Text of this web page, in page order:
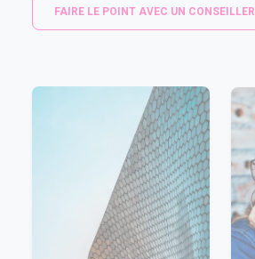
FAIRE LE POINT AVEC UN CONSEILLER